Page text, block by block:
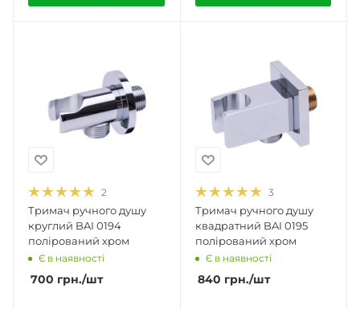
2
Тримач ручного душу
круглий BAI 0194
полірований хром
Є в наявності
700 грн./шт
3
Тримач ручного душу
квадратний BAI 0195
полірований хром
Є в наявності
840 грн./шт